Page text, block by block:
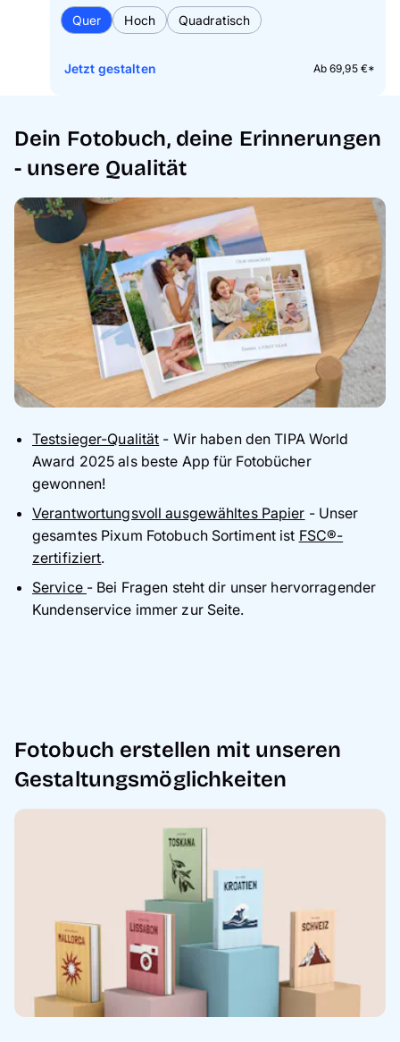
Quer
Hoch Quadratisch
Ab 69,95 €*
Jetzt gestalten
Dein Fotobuch, deine Erinnerungen
- unsere Qualität
Testsieger-Qualität - Wir haben den TIPA World
Award 2025 als beste App für Fotobücher
gewonnen!
Verantwortungsvoll ausgewähltes Papier - Unser
gesamtes Pixum Fotobuch Sortiment ist FSC®-
zertifiziert.
Service - Bei Fragen steht dir unser hervorragender
Kundenservice immer zur Seite.
Fotobuch erstellen mit unseren
Gestaltungsmöglichkeiten